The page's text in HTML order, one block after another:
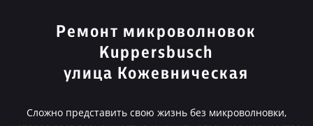
Ремонт микроволновок
Kuppersbusch
улица Кожевническая
Сложно представить свою жизнь без микроволновки,